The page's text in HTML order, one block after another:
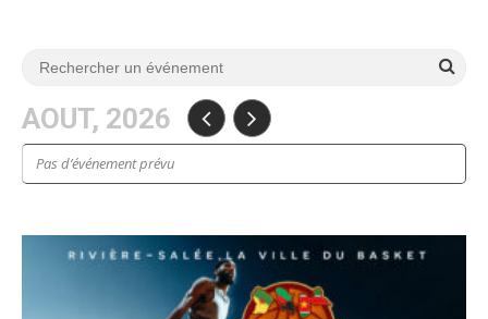
AOUT, 2026
Pas d’événement prévu